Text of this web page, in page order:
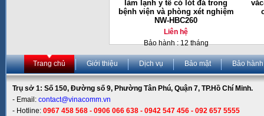
làm lạnh y tế có lót đá trong
bệnh viện và phòng xét nghiệm
NW-HBC260
Liên hệ
Bảo hành : 12 tháng
Trang chủ Giới thiệu Dịch vụ Bảo mật Bảo hành
Trụ sở 1: Số 150, Đường số 9, Phường Tân Phú, Quận 7, TP.Hồ Chí Minh.
- Email: contact@vinacomm.vn
- Hotline: 0967 458 568 - 0906 066 638 - 0942 547 456 - 092 657 5555